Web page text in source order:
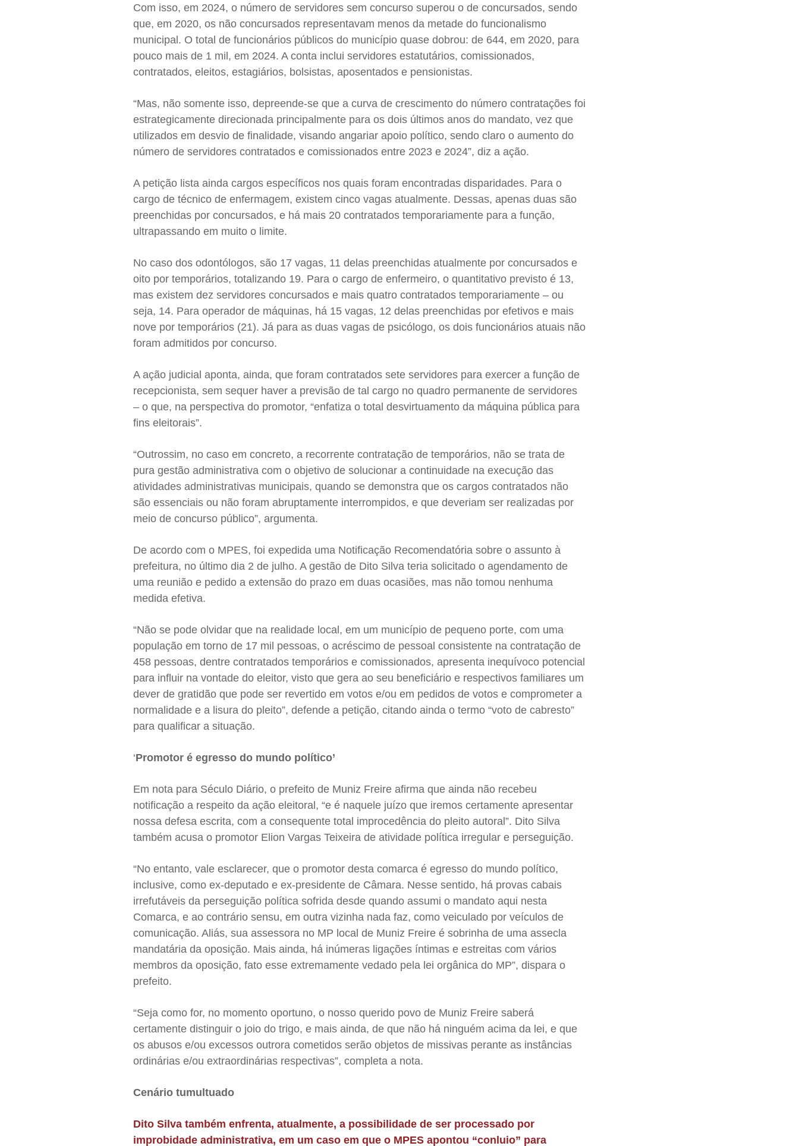
Com isso, em 2024, o número de servidores sem concurso superou o de concursados, sendo
que, em 2020, os não concursados representavam menos da metade do funcionalismo
municipal. O total de funcionários públicos do município quase dobrou: de 644, em 2020, para
pouco mais de 1 mil, em 2024. A conta inclui servidores estatutários, comissionados,
contratados, eleitos, estagiários, bolsistas, aposentados e pensionistas.
“Mas, não somente isso, depreende-se que a curva de crescimento do número contratações foi
estrategicamente direcionada principalmente para os dois últimos anos do mandato, vez que
utilizados em desvio de finalidade, visando angariar apoio político, sendo claro o aumento do
número de servidores contratados e comissionados entre 2023 e 2024”, diz a ação.
A petição lista ainda cargos específicos nos quais foram encontradas disparidades. Para o
cargo de técnico de enfermagem, existem cinco vagas atualmente. Dessas, apenas duas são
preenchidas por concursados, e há mais 20 contratados temporariamente para a função,
ultrapassando em muito o limite.
No caso dos odontólogos, são 17 vagas, 11 delas preenchidas atualmente por concursados e
oito por temporários, totalizando 19. Para o cargo de enfermeiro, o quantitativo previsto é 13,
mas existem dez servidores concursados e mais quatro contratados temporariamente – ou
seja, 14. Para operador de máquinas, há 15 vagas, 12 delas preenchidas por efetivos e mais
nove por temporários (21). Já para as duas vagas de psicólogo, os dois funcionários atuais não
foram admitidos por concurso.
A ação judicial aponta, ainda, que foram contratados sete servidores para exercer a função de
recepcionista, sem sequer haver a previsão de tal cargo no quadro permanente de servidores
– o que, na perspectiva do promotor, “enfatiza o total desvirtuamento da máquina pública para
fins eleitorais”.
“Outrossim, no caso em concreto, a recorrente contratação de temporários, não se trata de
pura gestão administrativa com o objetivo de solucionar a continuidade na execução das
atividades administrativas municipais, quando se demonstra que os cargos contratados não
são essenciais ou não foram abruptamente interrompidos, e que deveriam ser realizadas por
meio de concurso público”, argumenta.
De acordo com o MPES, foi expedida uma Notificação Recomendatória sobre o assunto à
prefeitura, no último dia 2 de julho. A gestão de Dito Silva teria solicitado o agendamento de
uma reunião e pedido a extensão do prazo em duas ocasiões, mas não tomou nenhuma
medida efetiva.
“Não se pode olvidar que na realidade local, em um município de pequeno porte, com uma
população em torno de 17 mil pessoas, o acréscimo de pessoal consistente na contratação de
458 pessoas, dentre contratados temporários e comissionados, apresenta inequívoco potencial
para influir na vontade do eleitor, visto que gera ao seu beneficiário e respectivos familiares um
dever de gratidão que pode ser revertido em votos e/ou em pedidos de votos e comprometer a
normalidade e a lisura do pleito”, defende a petição, citando ainda o termo “voto de cabresto”
para qualificar a situação.
‘Promotor é egresso do mundo político’
Em nota para Século Diário, o prefeito de Muniz Freire afirma que ainda não recebeu
notificação a respeito da ação eleitoral, “e é naquele juízo que iremos certamente apresentar
nossa defesa escrita, com a consequente total improcedência do pleito autoral”. Dito Silva
também acusa o promotor Elion Vargas Teixeira de atividade política irregular e perseguição.
“No entanto, vale esclarecer, que o promotor desta comarca é egresso do mundo político,
inclusive, como ex-deputado e ex-presidente de Câmara. Nesse sentido, há provas cabais
irrefutáveis da perseguição política sofrida desde quando assumi o mandato aqui nesta
Comarca, e ao contrário sensu, em outra vizinha nada faz, como veiculado por veículos de
comunicação. Aliás, sua assessora no MP local de Muniz Freire é sobrinha de uma assecla
mandatária da oposição. Mais ainda, há inúmeras ligações íntimas e estreitas com vários
membros da oposição, fato esse extremamente vedado pela lei orgânica do MP”, dispara o
prefeito.
“Seja como for, no momento oportuno, o nosso querido povo de Muniz Freire saberá
certamente distinguir o joio do trigo, e mais ainda, de que não há ninguém acima da lei, e que
os abusos e/ou excessos outrora cometidos serão objetos de missivas perante as instâncias
ordinárias e/ou extraordinárias respectivas”, completa a nota.
Cenário tumultuado
Dito Silva também enfrenta, atualmente, a possibilidade de ser processado por
improbidade administrativa, em um caso em que o MPES apontou “conluio” para